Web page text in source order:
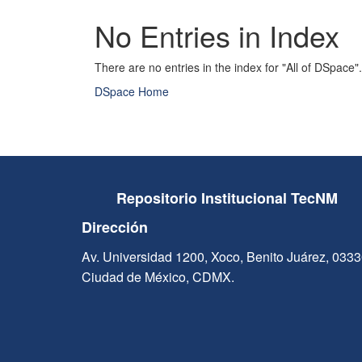
No Entries in Index
There are no entries in the index for "All of DSpace".
DSpace Home
Repositorio Institucional TecNM
Dirección
Av. Universidad 1200, Xoco, Benito Juárez,
Ciudad de México, CDMX.